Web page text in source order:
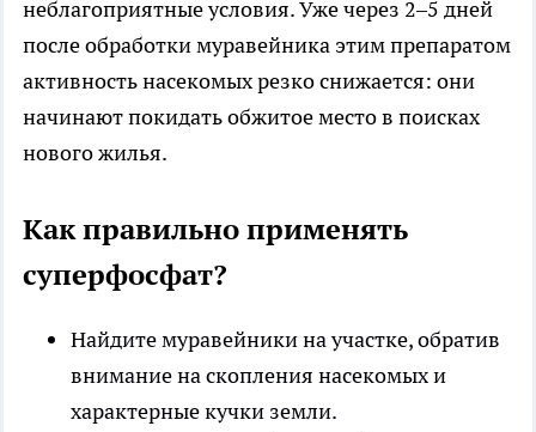
неблагоприятные условия. Уже через 2–5 дней
после обработки муравейника этим препаратом
активность насекомых резко снижается: они
начинают покидать обжитое место в поисках
нового жилья.
Как правильно применять
суперфосфат?
Найдите муравейники на участке, обратив
внимание на скопления насекомых и
характерные кучки земли.